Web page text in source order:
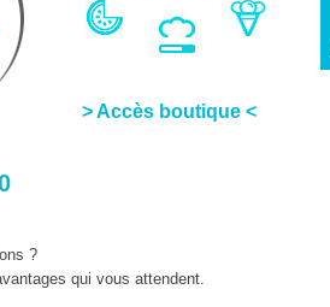
> Accès boutique <
?
qui vous attendent.